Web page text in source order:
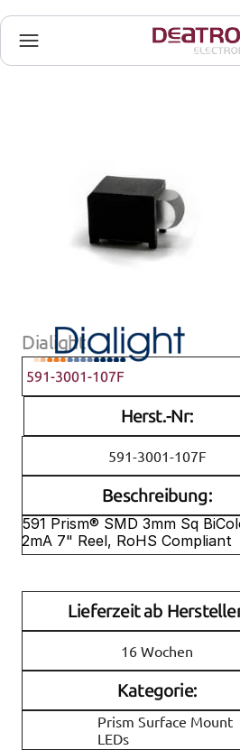
Dialight
591-3001-107F
Herst.-Nr:
591-3001-107F
Beschreibung:
591 Prism® SMD 3mm Sq
2mA 7" Reel, RoHS Compliant
Lieferzeit ab
16 Wochen
Kategorie:
Prism Surface Mount
LEDs